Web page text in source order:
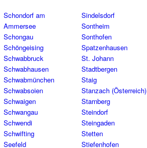
Schondorf am
Ammersee
Schongau
Schöngeising
Schwabbruck
Schwabhausen
Schwabmünchen
Schwabsoien
Schwaigen
Schwangau
Schwendi
Schwifting
Seefeld
Sindelsdorf
Sontheim
Sonthofen
Spatzenhausen
St. Johann
Stadtbergen
Staig
Stanzach (Österreich)
Starnberg
Steindorf
Steingaden
Stetten
Stiefenhofen